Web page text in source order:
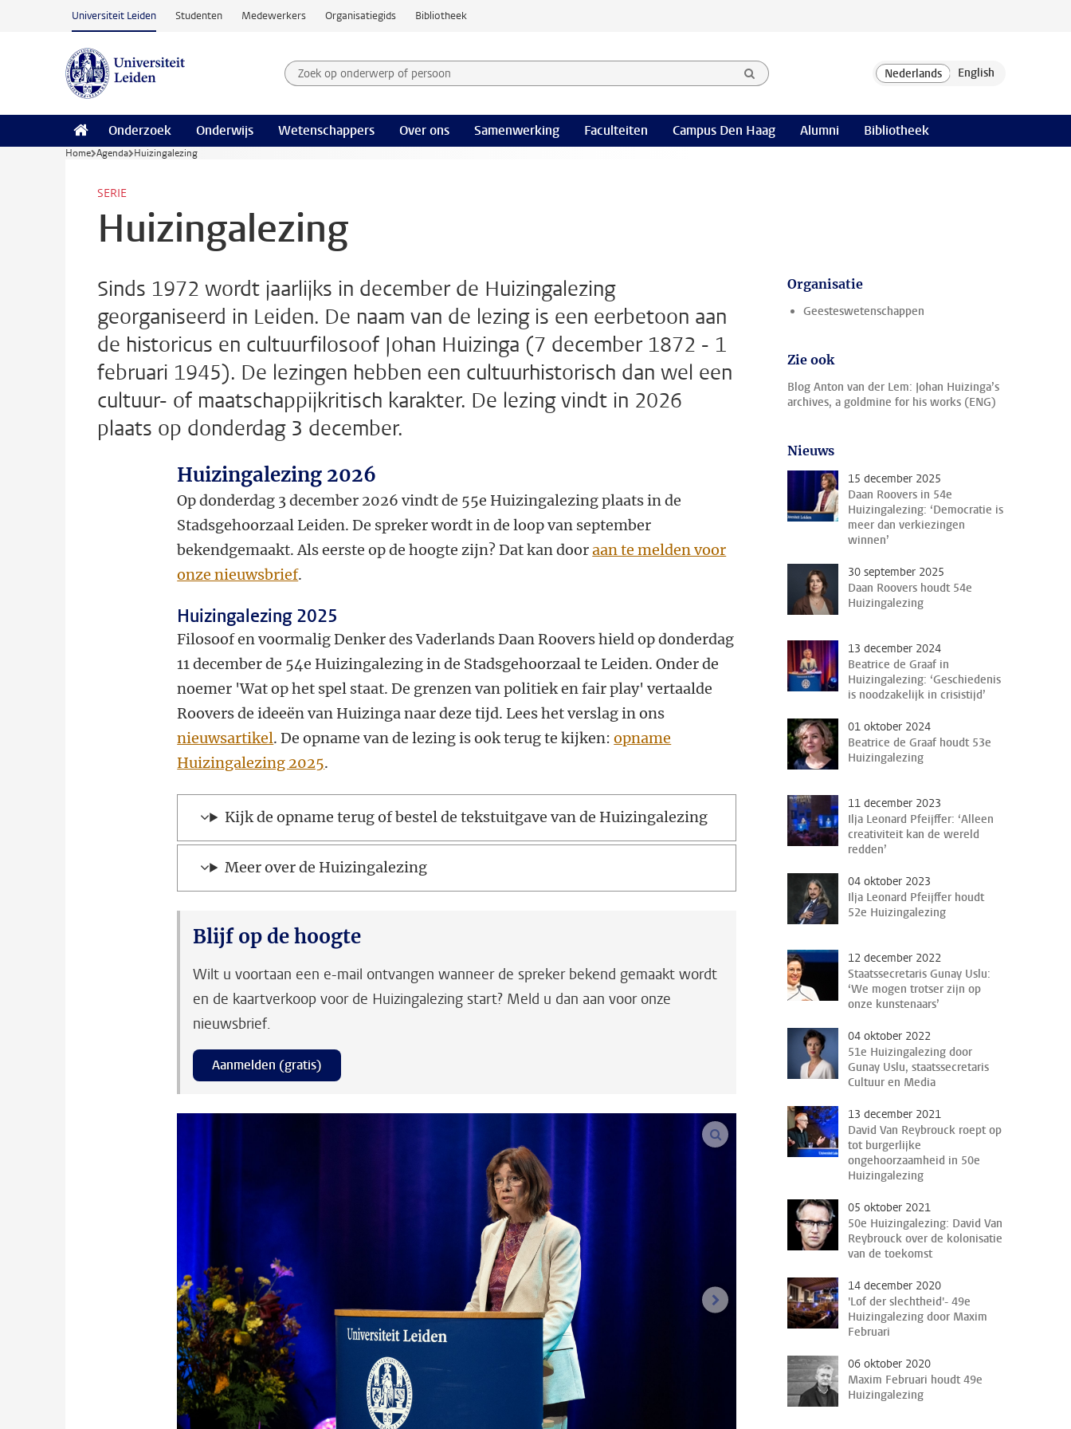
Ga naar hoofdinhoud
Universiteit Leiden Studenten Medewerkers Organisatiegids Bibliotheek
Zoek op onderwerp of persoon en selecteer categorie
Zoekterm
Onderzoek Onderwijs Wetenschappers Over ons Samenwerking Faculteiten Campus Den Haag Alumni Bibliotheek
Home Agenda Huizingalezing
SERIE
Huizingalezing
Sinds 1972 wordt jaarlijks in december de Huizingalezing
georganiseerd in Leiden. De naam van de lezing is een eerbetoon aan
de historicus en cultuurfilosoof Johan Huizinga (7 december 1872 - 1
februari 1945). De lezingen hebben een cultuurhistorisch dan wel een
cultuur- of maatschappijkritisch karakter. De lezing vindt in 2026
plaats op donderdag 3 december.
Huizingalezing 2026
Op donderdag 3 december 2026 vindt de 55e Huizingalezing plaats in de
Stadsgehoorzaal Leiden. De spreker wordt in de loop van september
bekendgemaakt. Als eerste op de hoogte zijn? Dat kan dooraan te melden voor
onze nieuwsbrief.
Huizingalezing 2025
Filosoof en voormalig Denker des Vaderlands Daan Roovers hield op donderdag
11 december de 54e Huizingalezing in de Stadsgehoorzaal te Leiden. Onder de
noemer 'Wat op het spel staat. De grenzen van politiek en fair play' vertaalde
Roovers de ideeën van Huizinga naar deze tijd. Lees het verslag in ons
nieuwsartikel. De opname van de lezing is ook terug te kijken:opname
Huizingalezing 2025.
Kijk de opname terug of bestel de tekstuitgave van de Huizingalezing
Meer over de Huizingalezing
Blijf op de hoogte
Wilt u voortaan een e-mail ontvangen wanneer de spreker bekend gemaakt wordt
en de kaartverkoop voor de Huizingalezing start? Meld u dan aan voor onze
nieuwsbrief.
Aanmelden (gratis)
vergroot afbeeldingen
volgende afbeelding
Organisatie
Geesteswetenschappen
Zie ook
Blog Anton van der Lem: Johan Huizinga’s
archives, a goldmine for his works (ENG)
Nieuws
15 december 2025
Daan Roovers in 54e
Huizingalezing: ‘Democratie is
meer dan verkiezingen
winnen’
30 september 2025
Daan Roovers houdt 54e
Huizingalezing
13 december 2024
Beatrice de Graaf in
Huizingalezing: ‘Geschiedenis
is noodzakelijk in crisistijd’
01 oktober 2024
Beatrice de Graaf houdt 53e
Huizingalezing
11 december 2023
Ilja Leonard Pfeijffer: ‘Alleen
creativiteit kan de wereld
redden’
04 oktober 2023
Ilja Leonard Pfeijffer houdt
52e Huizingalezing
12 december 2022
Staatssecretaris Gunay Uslu:
‘We mogen trotser zijn op
onze kunstenaars’
04 oktober 2022
51e Huizingalezing door
Gunay Uslu, staatssecretaris
Cultuur en Media
13 december 2021
David Van Reybrouck roept op
tot burgerlijke
ongehoorzaamheid in 50e
Huizingalezing
05 oktober 2021
50e Huizingalezing: David Van
Reybrouck over de kolonisatie
van de toekomst
14 december 2020
'Lof der slechtheid'- 49e
Huizingalezing door Maxim
Februari
06 oktober 2020
Maxim Februari houdt 49e
Huizingalezing